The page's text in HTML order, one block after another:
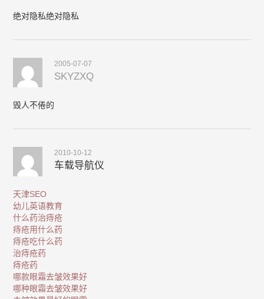
绝对隐私绝对隐私
2005-07-07
SKYZXQ
毁人不倦的
2010-10-12
车载导航仪
天津SEO
幼儿英语教育
什么药治痔疮
痔疮用什么药
痔疮吃什么药
治痔疮药
痔疮药
哪款眼霜去皱效果好
哪种眼霜去皱效果好